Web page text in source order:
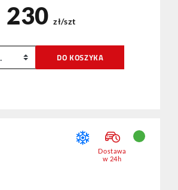
230 zł/szt
DO KOSZYKA
Dostawa
w 24h